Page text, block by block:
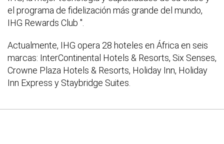
el programa de fidelización más grande del mundo,
IHG Rewards Club ".
Actualmente, IHG opera 28 hoteles en África en seis
marcas: InterContinental Hotels & Resorts, Six Senses,
Crowne Plaza Hotels & Resorts, Holiday Inn, Holiday
Inn Express y Staybridge Suites.